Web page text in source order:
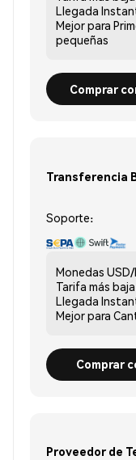
Llegada
Mejor para
pequeñas
Comprar
Transferencia
Soporte:
Monedas USD/
Tarifa más baja
Llegada
Mejor para
Comprar
Proveedor de